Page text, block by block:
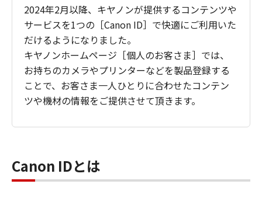
2024年2月以降、キヤノンが提供するコンテンツや
サービスを1つの［Canon ID］で快適にご利用いた
だけるようになりました。
キヤノンホームページ［個人のお客さま］では、
お持ちのカメラやプリンターなどを製品登録する
ことで、お客さま一人ひとりに合わせたコンテン
ツや機材の情報をご提供させて頂きます。
Canon IDとは